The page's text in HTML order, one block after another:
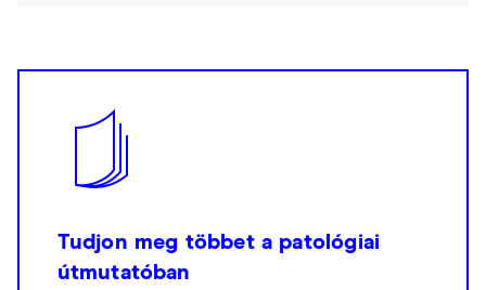
Tudjon meg többet a patológiai
útmutatóban